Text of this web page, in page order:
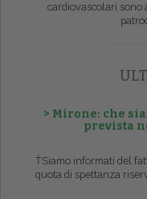
cardiovascolari sono
> Mirone: che
prevista
ŤSiamo informati del
quota di spettanza